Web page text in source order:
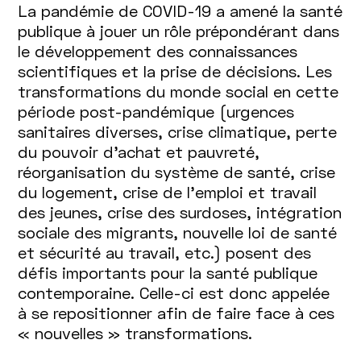
La pandémie de COVID-19 a amené la santé
publique à jouer un rôle prépondérant dans
le développement des connaissances
scientifiques et la prise de décisions. Les
transformations du monde social en cette
période post-pandémique (urgences
sanitaires diverses, crise climatique, perte
du pouvoir d’achat et pauvreté,
réorganisation du système de santé, crise
du logement, crise de l’emploi et travail
des jeunes, crise des surdoses, intégration
sociale des migrants, nouvelle loi de santé
et sécurité au travail, etc.) posent des
défis importants pour la santé publique
contemporaine. Celle-ci est donc appelée
à se repositionner afin de faire face à ces
« nouvelles » transformations.